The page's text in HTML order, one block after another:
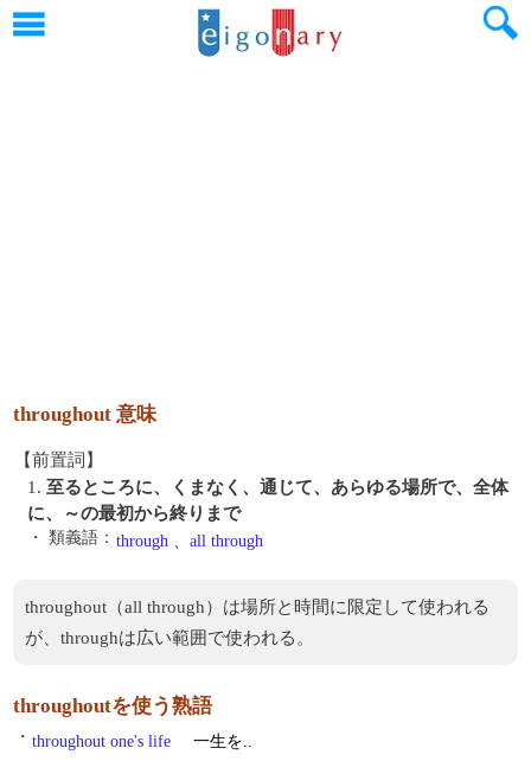
throughout 意味
【前置詞】
1. 至るところに、くまなく、通じて、あらゆる場所で、全体
に、～の最初から終りまで
・ 類義語： through 、 all through
throughout（all through）は場所と時間に限定して使われる
が、throughは広い範囲で使われる。
throughoutを使う熟語
・ throughout one's life
一生を..